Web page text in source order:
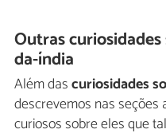
Outras
da-índia
Além dascuriosidades
descrevemos nas
curiosos sobre eles que